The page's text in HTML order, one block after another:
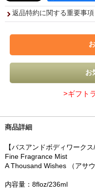
返品特約に関する重要事項
>ギフト
商品詳細
【バスアンドボディワーク
Fine Fragrance Mist
A Thousand Wishes （アサ
内容量：8floz/236ml